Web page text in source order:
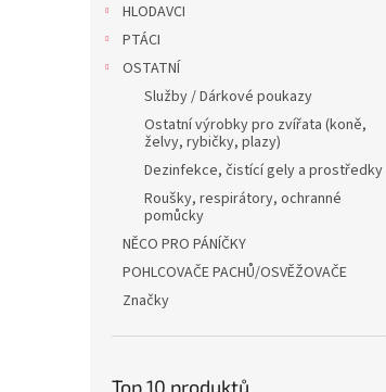
HLODAVCI
PTÁCI
OSTATNÍ
Služby / Dárkové poukazy
Ostatní výrobky pro zvířata (koně,
želvy, rybičky, plazy)
Dezinfekce, čistící gely a prostředky
Roušky, respirátory, ochranné
pomůcky
NĚCO PRO PÁNÍČKY
POHLCOVAČE PACHŮ/OSVĚŽOVAČE
Značky
Top 10 produktů